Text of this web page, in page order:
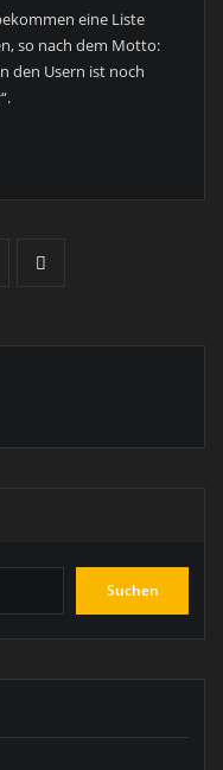
eine Liste
so nach dem Motto:
den Usern ist noch
Suchen